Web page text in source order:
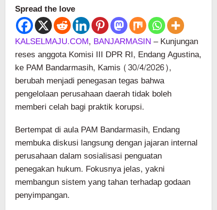
Spread the love
KALSELMAJU.COM, BANJARMASIN– Kunjungan
reses anggota Komisi III DPR RI, Endang Agustina,
ke PAM Bandarmasih, Kamis (30/4/2026),
berubah menjadi penegasan tegas bahwa
pengelolaan perusahaan daerah tidak boleh
memberi celah bagi praktik korupsi.
Bertempat di aula PAM Bandarmasih, Endang
membuka diskusi langsung dengan jajaran internal
perusahaan dalam sosialisasi penguatan
penegakan hukum. Fokusnya jelas, yakni
membangun sistem yang tahan terhadap godaan
penyimpangan.